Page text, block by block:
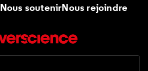
Nous soutenirNous rejoindre